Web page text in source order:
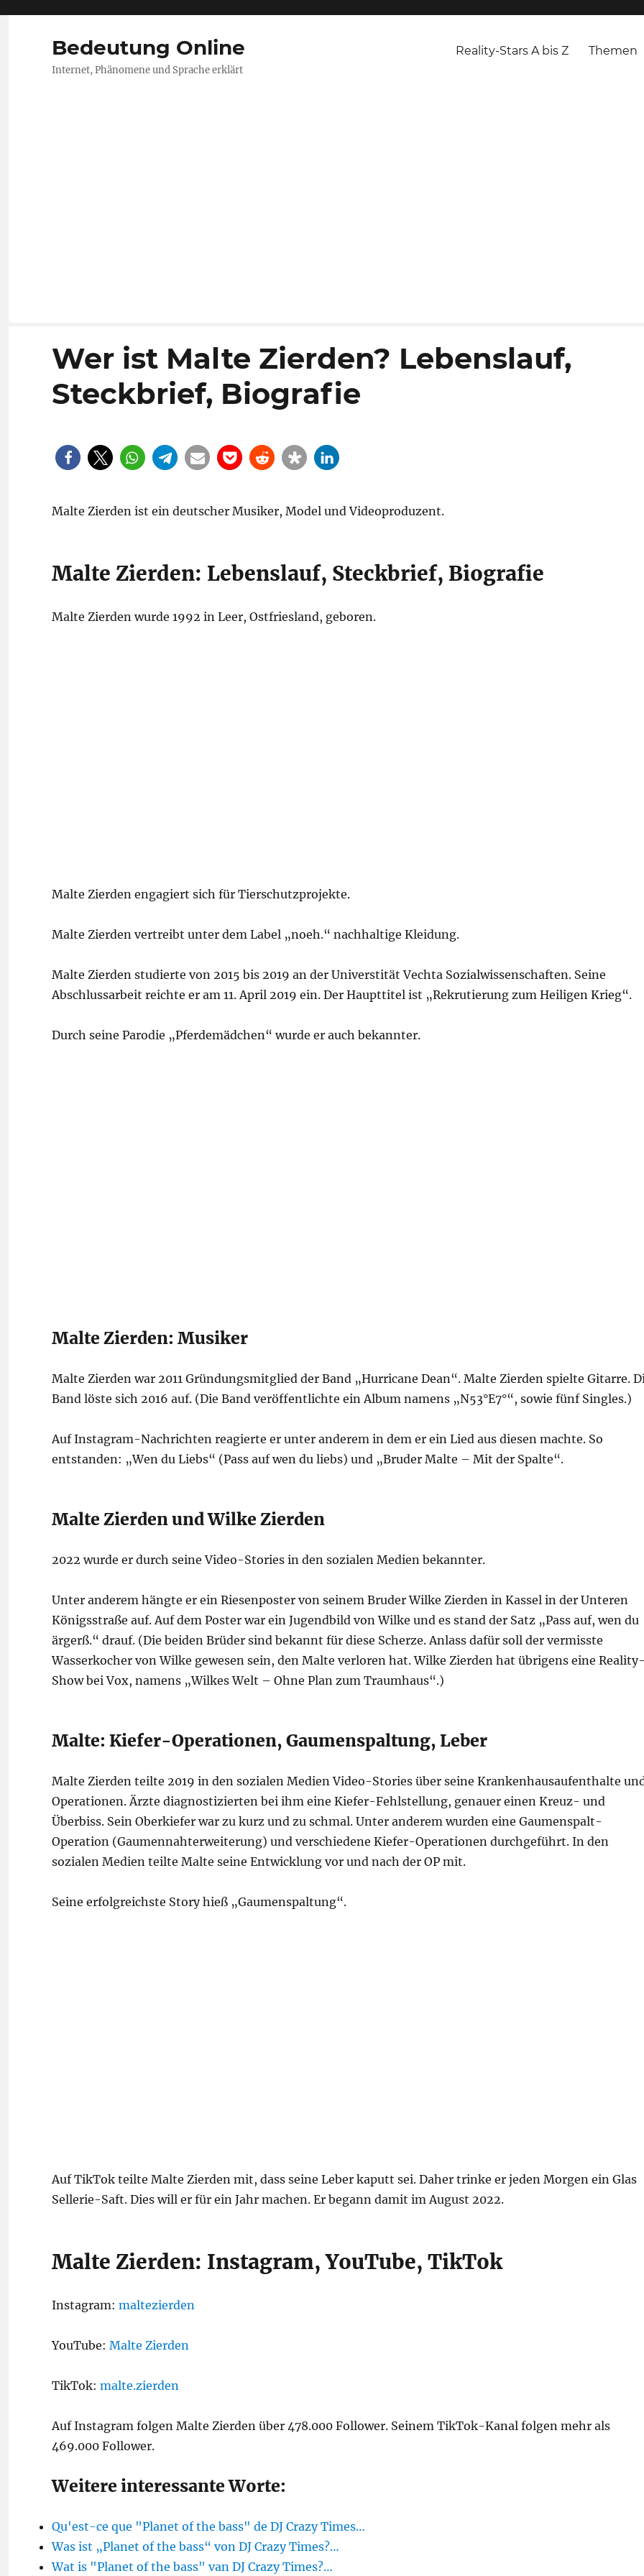
Bedeutung Online
Internet, Phänomene und Sprache erklärt
Reality-Stars A bis Z Themen
Wer ist Malte Zierden? Lebenslauf,
Steckbrief, Biografie
Malte Zierden ist ein deutscher Musiker, Model und Videoproduzent.
Malte Zierden: Lebenslauf, Steckbrief, Biografie
Malte Zierden wurde 1992 in Leer, Ostfriesland, geboren.
Malte Zierden engagiert sich für Tierschutzprojekte.
Malte Zierden vertreibt unter dem Label „noeh.“ nachhaltige Kleidung.
Malte Zierden studierte von 2015 bis 2019 an der Universtität Vechta Sozialwissenschaften. Seine
Abschlussarbeit reichte er am 11. April 2019 ein. Der Haupttitel ist „Rekrutierung zum Heiligen Krieg“.
Durch seine Parodie „Pferdemädchen“ wurde er auch bekannter.
Malte Zierden: Musiker
Malte Zierden war 2011 Gründungsmitglied der Band „Hurricane Dean“. Malte Zierden spielte Gitarre.
Band löste sich 2016 auf. (Die Band veröffentlichte ein Album namens „N53°E7°“, sowie fünf Singles.)
Auf Instagram-Nachrichten reagierte er unter anderem in dem er ein Lied aus diesen machte. So
entstanden: „Wen du Liebs“ (Pass auf wen du liebs) und „Bruder Malte – Mit der Spalte“.
Malte Zierden und Wilke Zierden
2022 wurde er durch seine Video-Stories in den sozialen Medien bekannter.
Unter anderem hängte er ein Riesenposter von seinem Bruder Wilke Zierden in Kassel in der Unteren
Königsstraße auf. Auf dem Poster war ein Jugendbild von Wilke und es stand der Satz „Pass auf, wen du
ärgerß.“ drauf. (Die beiden Brüder sind bekannt für diese Scherze. Anlass dafür soll der vermisste
Wasserkocher von Wilke gewesen sein, den Malte verloren hat. Wilke Zierden hat übrigens eine
Show bei Vox, namens „Wilkes Welt – Ohne Plan zum Traumhaus“.)
Malte: Kiefer-Operationen, Gaumenspaltung, Leber
Malte Zierden teilte 2019 in den sozialen Medien Video-Stories über seine Krankenhausaufenthalte
Operationen. Ärzte diagnostizierten bei ihm eine Kiefer-Fehlstellung, genauer einen Kreuz- und
Überbiss. Sein Oberkiefer war zu kurz und zu schmal. Unter anderem wurden eine Gaumenspalt-
Operation (Gaumennahterweiterung) und verschiedene Kiefer-Operationen durchgeführt. In den
sozialen Medien teilte Malte seine Entwicklung vor und nach der OP mit.
Seine erfolgreichste Story hieß „Gaumenspaltung“.
Auf TikTok teilte Malte Zierden mit, dass seine Leber kaputt sei. Daher trinke er jeden Morgen ein Glas
Sellerie-Saft. Dies will er für ein Jahr machen. Er begann damit im August 2022.
Malte Zierden: Instagram, YouTube, TikTok
Instagram: maltezierden
YouTube: Malte Zierden
TikTok: malte.zierden
Auf Instagram folgen Malte Zierden über 478.000 Follower. Seinem TikTok-Kanal folgen mehr als
469.000 Follower.
Weitere interessante Worte:
Qu'est-ce que "Planet of the bass" de DJ Crazy Times…
Was ist „Planet of the bass“ von DJ Crazy Times?…
Wat is "Planet of the bass" van DJ Crazy Times?…